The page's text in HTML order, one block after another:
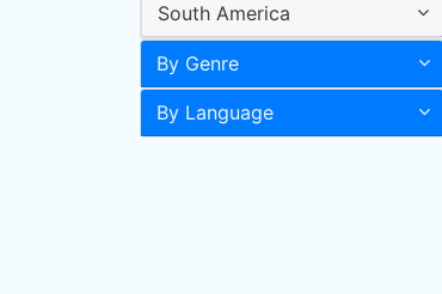
South America
By Genre
By Language